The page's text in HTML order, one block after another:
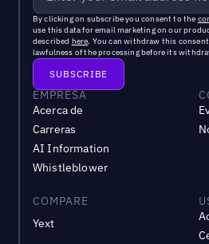
By clicking on subscribe you consent to the
use this data for email marketing on our
described here. You can withdraw this
lawfulness of the processing before its
EMPRESA
Acerca de
Carreras
AI Information
Whistleblower
COMPARE
Yext